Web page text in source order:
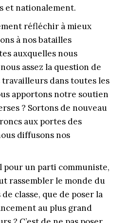
et nationalement.
réfléchir à mieux
à nos batailles
auxquelles nous
assez la question de
travailleurs dans toutes les
apportons notre soutien
? Sortons de nouveau
aux portes des
diffusons nos
pour un parti communiste,
rassembler le monde du
classe, que de poser la
au plus grand